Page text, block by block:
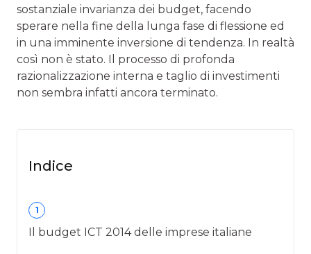
sostanziale invarianza dei budget, facendo
sperare nella fine della lunga fase di flessione ed
in una imminente inversione di tendenza. In realtà
così non è stato. Il processo di profonda
razionalizzazione interna e taglio di investimenti
non sembra infatti ancora terminato.
Indice
1
Il budget ICT 2014 delle imprese italiane